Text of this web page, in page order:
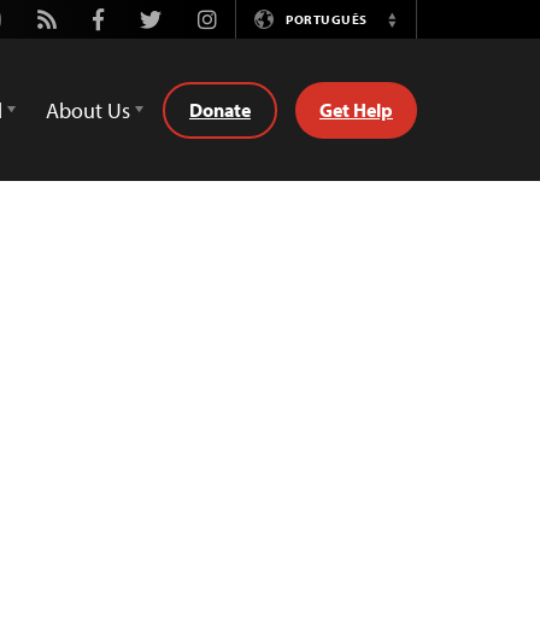
Rss FacebookTwitterInstagramPORTUGUÊS
Switch
About Us Donate Get Help